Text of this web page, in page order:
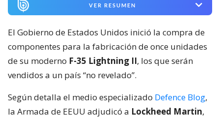
VER RESUMEN
El Gobierno de Estados Unidos inició la compra de
componentes para la fabricación de once unidades
de su moderno F-35 Lightning II, los que serán
vendidos a un país “no revelado”.
Según detalla el medio especializado Defence Blog,
la Armada de EEUU adjudicó a Lockheed Martin,